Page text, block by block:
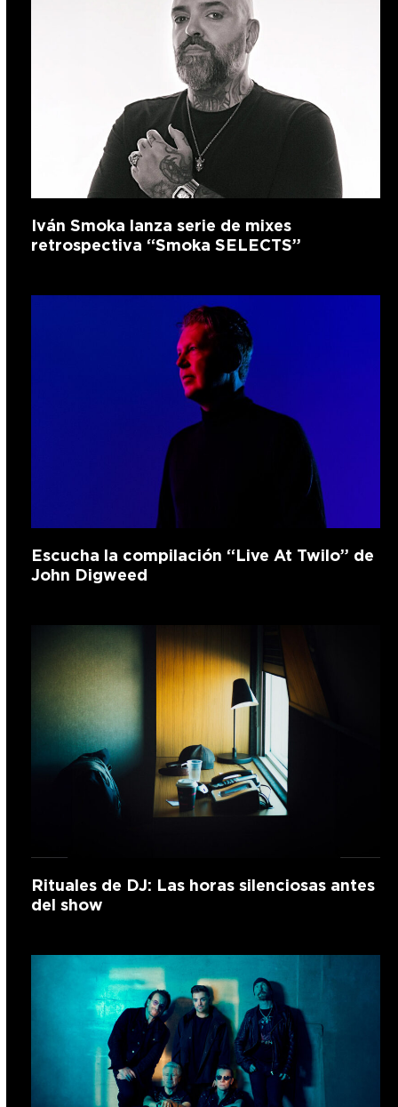
Iván Smoka lanza serie de mixes
retrospectiva “Smoka SELECTS”
Escucha la compilación “Live At Twilo” de
John Digweed
Rituales de DJ: Las horas silenciosas antes
del show